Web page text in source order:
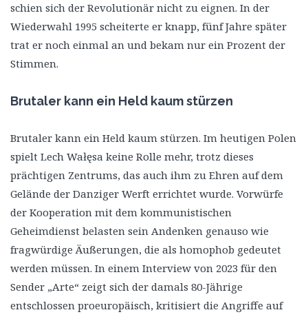
schien sich der Revolutionär nicht zu eignen. In der
Wiederwahl 1995 scheiterte er knapp, fünf Jahre später
trat er noch einmal an und bekam nur ein Prozent der
Stimmen.
Brutaler kann ein Held kaum stürzen
Brutaler kann ein Held kaum stürzen. Im heutigen Polen
spielt Lech Wałęsa keine Rolle mehr, trotz dieses
prächtigen Zentrums, das auch ihm zu Ehren auf dem
Gelände der Danziger Werft errichtet wurde. Vorwürfe
der Kooperation mit dem kommunistischen
Geheimdienst belasten sein Andenken genauso wie
fragwürdige Äußerungen, die als homophob gedeutet
werden müssen. In einem Interview von 2023 für den
Sender „Arte“ zeigt sich der damals 80-Jährige
entschlossen proeuropäisch, kritisiert die Angriffe auf